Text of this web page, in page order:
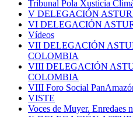
Tribunal Pola Xusticia
V DELEGACIÓN
VI DELEGACIÓN
Vídeos
VII DELEGACIÓN
COLOMBIA
VIII DELEGACIÓN
COLOMBIA
VIII Foro Social
VISTE
Voces de Muyer. Enredaes